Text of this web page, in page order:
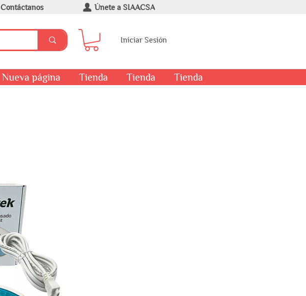
Contáctanos Únete a SIAACSA
Iniciar Sesión
Nueva página Tienda Tienda Tienda